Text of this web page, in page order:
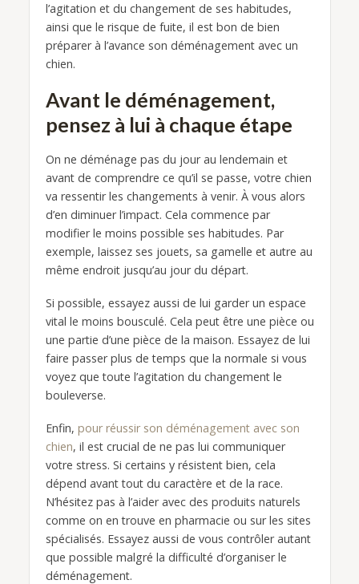
l’agitation et du changement de ses habitudes,
ainsi que le risque de fuite, il est bon de bien
préparer à l’avance son déménagement avec un
chien.
Avant le déménagement,
pensez à lui à chaque étape
On ne déménage pas du jour au lendemain et
avant de comprendre ce qu’il se passe, votre chien
va ressentir les changements à venir. À vous alors
d’en diminuer l’impact. Cela commence par
modifier le moins possible ses habitudes. Par
exemple, laissez ses jouets, sa gamelle et autre au
même endroit jusqu’au jour du départ.
Si possible, essayez aussi de lui garder un espace
vital le moins bousculé. Cela peut être une pièce ou
une partie d’une pièce de la maison. Essayez de lui
faire passer plus de temps que la normale si vous
voyez que toute l’agitation du changement le
bouleverse.
Enfin, pour réussir son déménagement avec son
chien, il est crucial de ne pas lui communiquer
votre stress. Si certains y résistent bien, cela
dépend avant tout du caractère et de la race.
N’hésitez pas à l’aider avec des produits naturels
comme on en trouve en pharmacie ou sur les sites
spécialisés. Essayez aussi de vous contrôler autant
que possible malgré la difficulté d’organiser le
déménagement.